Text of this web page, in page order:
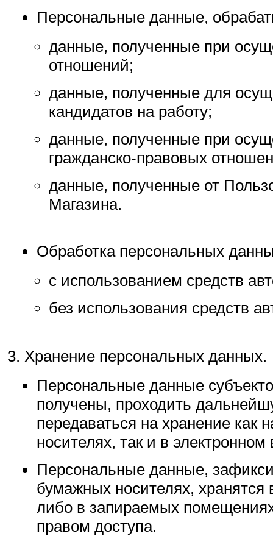
Персональные данные,
данные, полученные при
отношений;
данные, полученные для
кандидатов на работу;
данные, полученные при
гражданско-правовых
данные, полученные от
Магазина.
Обработка персональных
с использованием средств
без использования средств
Хранение персональных данных.
Персональные данные
получены, проходить
передаваться на хранение как
носителях, так и в электронном
Персональные данные,
бумажных носителях,
либо в запираемых
правом доступа.